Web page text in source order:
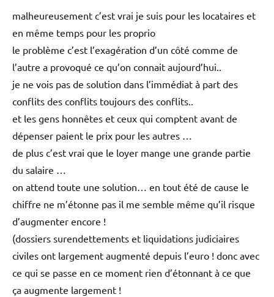
malheureusement c’est vrai je suis pour les locataires et
en même temps pour les proprio
le problème c’est l’exagération d’un côté comme de
l’autre a provoqué ce qu’on connait aujourd’hui..
je ne vois pas de solution dans l’immédiat à part des
conflits des conflits toujours des conflits..
et les gens honnêtes et ceux qui comptent avant de
dépenser paient le prix pour les autres …
de plus c’est vrai que le loyer mange une grande partie
du salaire …
on attend toute une solution… en tout été de cause le
chiffre ne m’étonne pas il me semble même qu’il risque
d’augmenter encore !
(dossiers surendettements et liquidations judiciaires
civiles ont largement augmenté depuis l’euro ! donc avec
ce qui se passe en ce moment rien d’étonnant à ce que
ça augmente largement !